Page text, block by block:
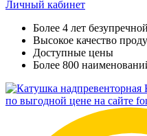
Личный кабинет
Более 4 лет
Высокое качество
Доступные цены
Более 800